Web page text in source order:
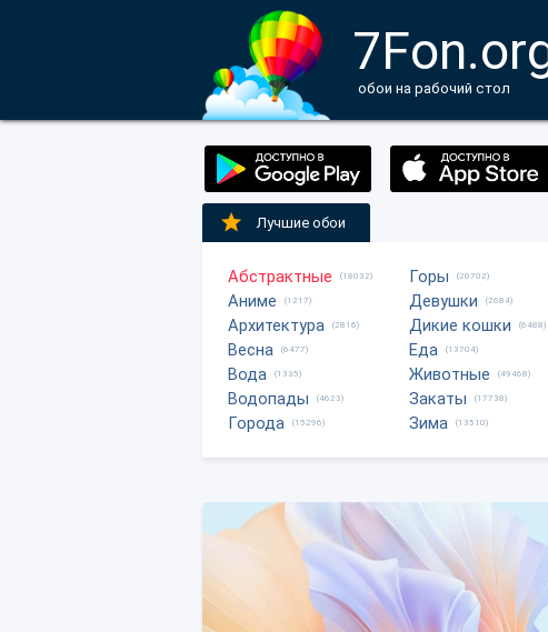
обои на рабочий стол
Лучшие обои
Абстрактные (18032)
Аниме (1217)
Архитектура (2816)
Весна (6477)
Вода (1335)
Водопады (4623)
Города (15296)
Горы (20702)
Девушки (2684)
Дикие кошки (6488)
Еда (13704)
Животные (49468)
Закаты (17738)
Зима (13510)